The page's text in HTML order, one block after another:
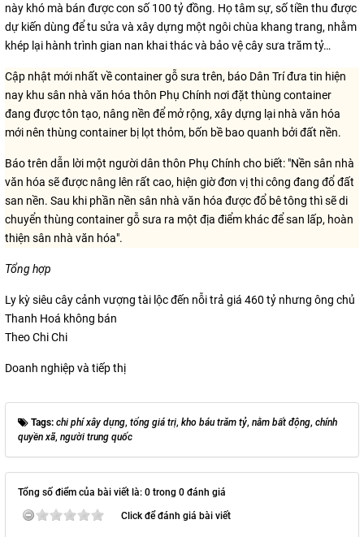
này khó mà bán được con số 100 tỷ đồng. Họ tâm sự, số tiền thu được
dự kiến dùng để tu sửa và xây dựng một ngôi chùa khang trang, nhằm
khép lại hành trình gian nan khai thác và bảo vệ cây sưa trăm tỷ…
Cập nhật mới nhất về container gỗ sưa trên, báo Dân Trí đưa tin hiện
nay khu sân nhà văn hóa thôn Phụ Chính nơi đặt thùng container
đang được tôn tạo, nâng nền để mở rộng, xây dựng lại nhà văn hóa
mới nên thùng container bị lọt thỏm, bốn bề bao quanh bởi đất nền.
Báo trên dẫn lời một người dân thôn Phụ Chính cho biết: "Nền sân nhà
văn hóa sẽ được nâng lên rất cao, hiện giờ đơn vị thi công đang đổ đất
san nền. Sau khi phần nền sân nhà văn hóa được đổ bê tông thì sẽ di
chuyển thùng container gỗ sưa ra một địa điểm khác để san lấp, hoàn
thiện sân nhà văn hóa".
Tổng hợp
Ly kỳ siêu cây cảnh vượng tài lộc đến nỗi trả giá 460 tỷ nhưng ông chủ
Thanh Hoá không bán
Theo Chi Chi
Doanh nghiệp và tiếp thị
Tags: chi phí xây dựng, tổng giá trị, kho báu trăm tỷ, nằm bất động, chính
quyền xã, người trung quốc
Tổng số điểm của bài viết là: 0 trong 0 đánh giá
Click để đánh giá bài viết